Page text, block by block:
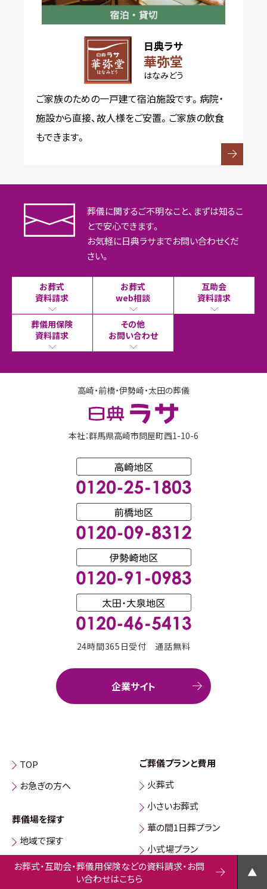
日典ラサ
華弥堂
はなみどう
ご家族のための一戸建て宿泊施設です。病院・
施設から直接、故人様をご安置。ご家族の飲食
もできます。
葬儀に関するご不明なこと、まずは知るこ
とで安心できます。
お気軽に日典ラサまでお問い合わせくだ
さい。
お葬式
資料請求
お葬式
web相談
互助会
資料請求
葬儀用保険
資料請求
その他
お問い合わせ
高崎・前橋・伊勢崎・太田の葬儀
本社：群馬県高崎市問屋町西1-10-6
24時間365日受付 通話無料
企業サイト
TOP
お急ぎの方へ
葬儀場を探す
地域で探す
施設のご案内
ご葬儀プランと費用
火葬式
小さいお葬式
華の間1日葬プラン
小式場プラン
お葬式・互助会・葬儀用保険などの資料請求・お問
い合わせはこちら